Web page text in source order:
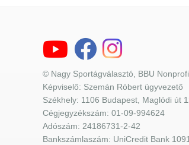
© Nagy Sportágválasztó, BBU
Képviselő: Szemán Róbert ügyvezető
Székhely: 1106 Budapest, Maglódi út
Cégjegyzékszám: 01-09-994624
Adószám: 24186731-2-42
Bankszámlaszám: UniCredit Bank